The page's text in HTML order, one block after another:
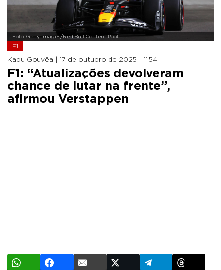
Foto: Getty Images/Red Bull Content Pool
F1
Kadu Gouvêa | 17 de outubro de 2025 - 11:54
F1: “Atualizações devolveram
chance de lutar na frente”,
afirmou Verstappen